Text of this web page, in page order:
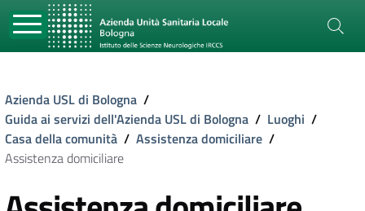
Azienda USL di Bologna /
Guida ai servizi dell'Azienda USL di Bologna / Luoghi /
Casa della comunità / Assistenza domiciliare /
Assistenza domiciliare